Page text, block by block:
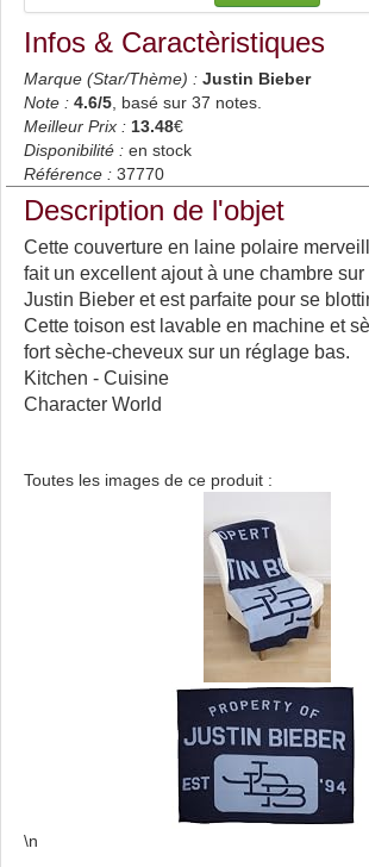
Infos & Caractèristiques
Marque (Star/Thème) : Justin Bieber
Note : 4.6/5 , basé sur 37 notes.
Meilleur Prix : 13.48€
Disponibilité : en stock
Référence : 37770
Description de l'objet
Cette couverture en laine polaire
fait un excellent ajout à une chambre
Justin Bieber et est parfaite pour se
Cette toison est lavable en machine et
fort sèche-cheveux sur un réglage bas.
Kitchen - Cuisine
Character World
Toutes les images de ce produit :
\n